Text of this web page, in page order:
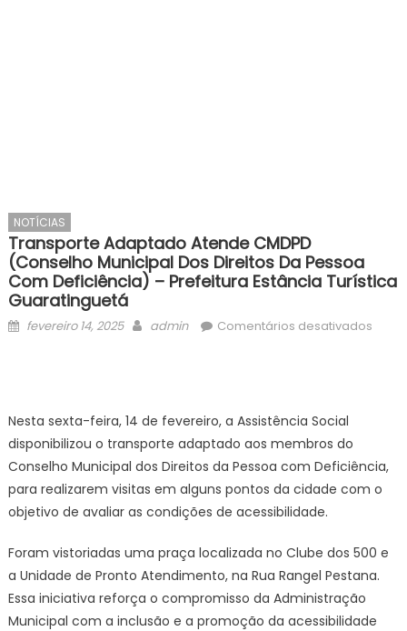
NOTÍCIAS
Transporte Adaptado Atende CMDPD
(Conselho Municipal Dos Direitos Da Pessoa
Com Deficiência) – Prefeitura Estância Turística
Guaratinguetá
Posted
fevereiro 14, 2025 Author
admin Comentários desativadosem
dos
com
Nesta sexta-feira, 14 de fevereiro, a Assistência Social
disponibilizou o transporte adaptado aos membros do
Conselho Municipal dos Direitos da Pessoa com Deficiência,
para realizarem visitas em alguns pontos da cidade com o
objetivo de avaliar as condições de acessibilidade.
Foram vistoriadas uma praça localizada no Clube dos 500 e
a Unidade de Pronto Atendimento, na Rua Rangel Pestana.
Essa iniciativa reforça o compromisso da Administração
Municipal com a inclusão e a promoção da acessibilidade